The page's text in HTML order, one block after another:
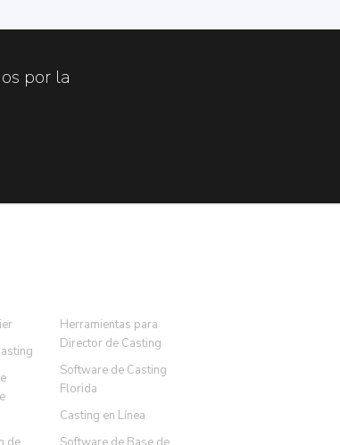
por la
Herramientas para
Director de Casting
Software de Casting
Florida
Casting en Línea